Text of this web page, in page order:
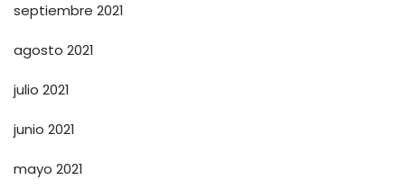
septiembre 2021
agosto 2021
julio 2021
junio 2021
mayo 2021